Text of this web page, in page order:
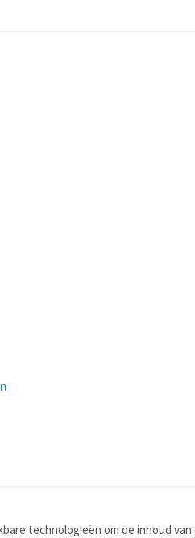
WOORDENBOEKEN
technologieën om de inhoud